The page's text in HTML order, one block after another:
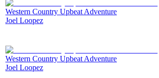
Western Country Upbeat Adventure
Joel Loopez
Western Country Upbeat Adventure
Joel Loopez